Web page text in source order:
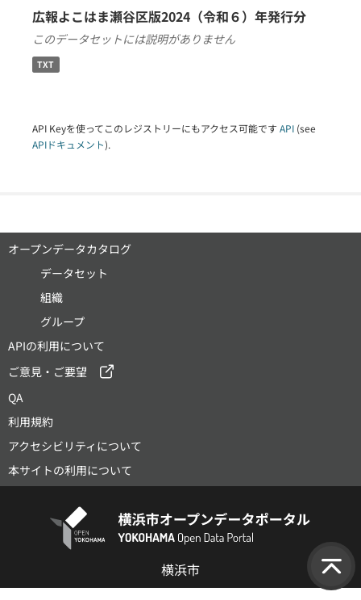
広報よこはま瀬谷区版2024（令和６）年発行分
このデータセットには説明がありません
TXT
API Keyを使ってこのレジストリーにもアクセス可能です API (see
APIドキュメント).
オープンデータカタログ
データセット
組織
グループ
APIの利用について
ご意見・ご要望
QA
利用規約
アクセシビリティについて
本サイトの利用について
横浜市